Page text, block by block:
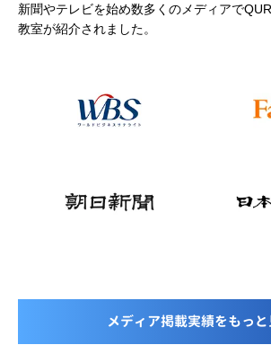
新聞やテレビを始め数多くのメディアで
教室が紹介されました。
メディア掲載実績をもっと